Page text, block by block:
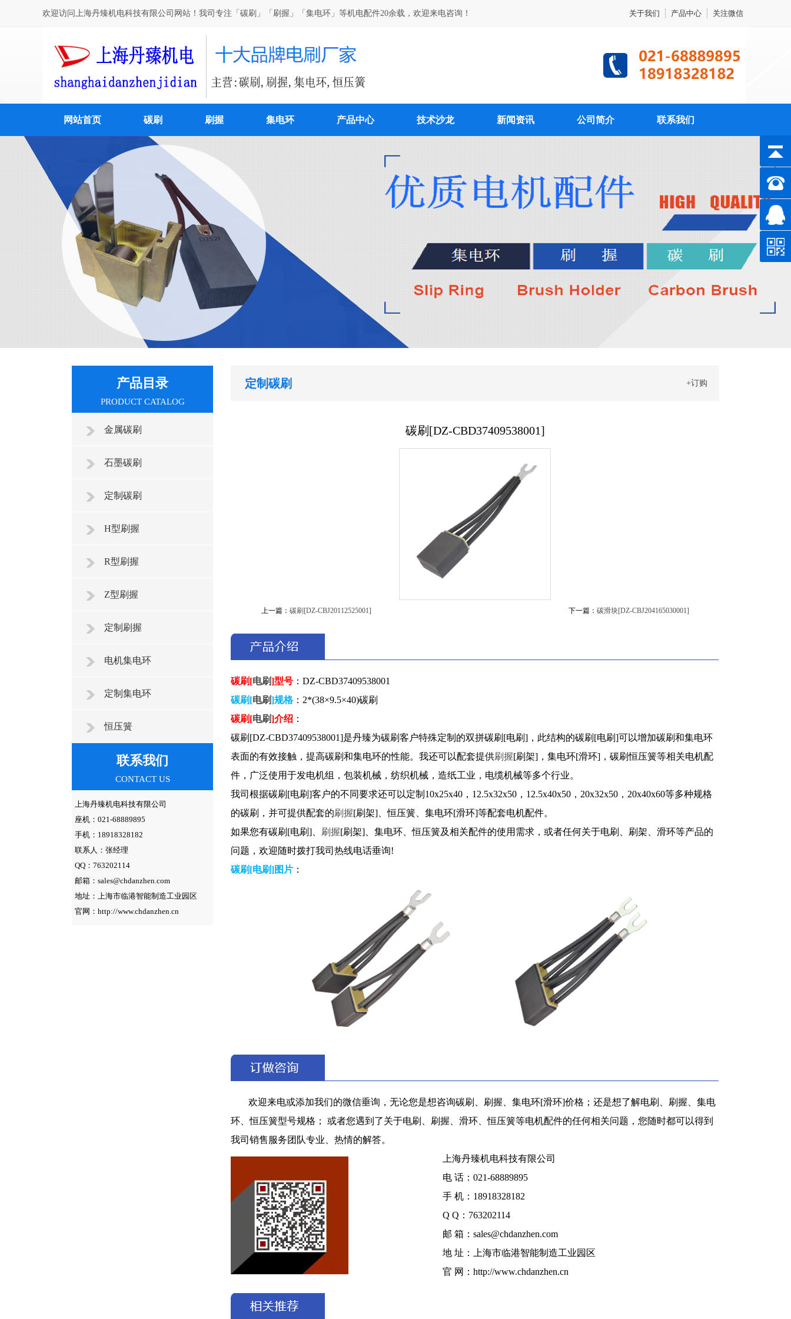
欢迎访问上海丹臻机电科技有限公司网站！我司专注「碳刷」「刷握」「集电环」等机电配件20余载，欢迎来电咨询！ 关于我们 产品中心 关注微信
网站首页 碳刷 刷握 集电环 产品中心 技术沙龙 新闻资讯 公司简介 联系我们
产品目录
PRODUCT CATALOG
金属碳刷
石墨碳刷
定制碳刷
H型刷握
R型刷握
Z型刷握
定制刷握
电机集电环
定制集电环
恒压簧
联系我们
CONTACT US
上海丹臻机电科技有限公司
座机：021-68889895
手机：18918328182
联系人：张经理
QQ：763202114
邮箱：sales@chdanzhen.com
地址：上海市临港智能制造工业园区
官网：http://www.chdanzhen.cn
定制碳刷 +订购
碳刷[DZ-CBD37409538001]
上一篇： 碳刷[DZ-CBJ20112525001] 下一篇： 碳滑块[DZ-CBJ204165030001]
碳刷[电刷]型号 ：DZ-CBD37409538001
碳刷[电刷]规格：2*(38×9.5×40)碳刷
碳刷[电刷]介绍 ：
碳刷[DZ-CBD37409538001]是丹臻为碳刷客户特殊定制的双拼碳刷[电刷]，此结构的碳刷[电刷]可以增加碳刷和集电环
表面的有效接触，提高碳刷和集电环的性能。我还可以配套提供刷握[刷架]，集电环[滑环]，碳刷恒压簧等相关电机配
件，广泛使用于发电机组，包装机械，纺织机械，造纸工业，电缆机械等多个行业。
我司根据碳刷[电刷]客户的不同要求还可以定制10x25x40，12.5x32x50，12.5x40x50，20x32x50，20x40x60等多种规格
的碳刷，并可提供配套的刷握[刷架]、恒压簧、集电环[滑环]等配套电机配件。
如果您有碳刷[电刷]、 刷握[刷架]、集电环、恒压簧及相关配件的使用需求，或者任何关于电刷、刷架、滑环等产品的
问题，欢迎随时拨打我司热线电话垂询!
碳刷[电刷]图片 ：
欢迎来电或添加我们的微信垂询，无论您是想咨询碳刷、刷握、集电环[滑环]价格；还是想了解电刷、刷握、集电
环、恒压簧型号规格； 或者您遇到了关于电刷、刷握、滑环、恒压簧等电机配件的任何相关问题，您随时都可以得到
我司销售服务团队专业、热情的解答。
上海丹臻机电科技有限公司
电 话：021-68889895
手 机：18918328182
Q Q：763202114
邮 箱：sales@chdanzhen.com
地 址：上海市临港智能制造工业园区
官 网：http://www.chdanzhen.cn